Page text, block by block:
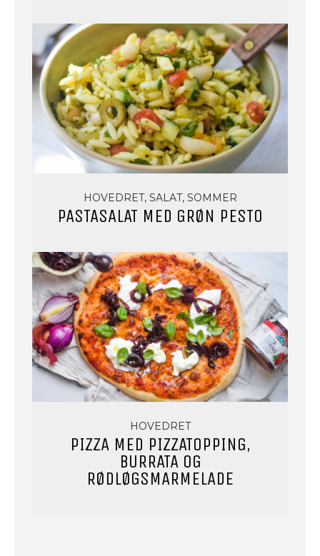
HOVEDRET, SALAT, SOMMER
PASTASALAT MED GRØN PESTO
HOVEDRET
PIZZA MED PIZZATOPPING,
BURRATA OG
RØDLØGSMARMELADE